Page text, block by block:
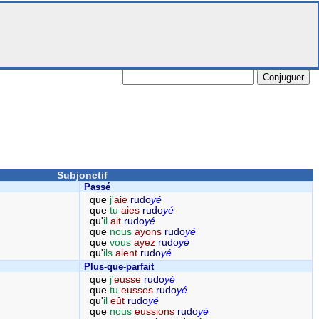
Subjonctif
Passé
que j'aie rudoyé
quetuaies rudoyé
qu'ilait rudoyé
que nousayons rudoyé
quevousayez rudoyé
qu'ilsaient rudoyé
Plus-que-parfait
que j'eusse rudoyé
quetueusses rudoyé
qu'ileût rudoyé
que nouseussions rudoyé